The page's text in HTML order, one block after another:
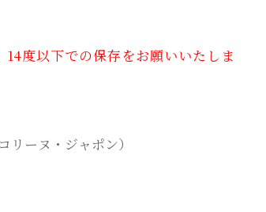
度以下での保存をお願いいたしま
リーヌ・ジャポン）